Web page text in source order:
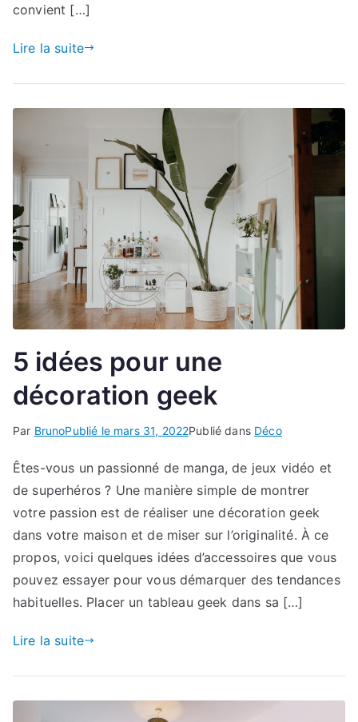
convient […]
Lire la suite
5 idées pour une
décoration geek
Par BrunoPublié le mars 31, 2022Publié dans Déco
Êtes-vous un passionné de manga, de jeux vidéo et
de superhéros ? Une manière simple de montrer
votre passion est de réaliser une décoration geek
dans votre maison et de miser sur l’originalité. À ce
propos, voici quelques idées d’accessoires que vous
pouvez essayer pour vous démarquer des tendances
habituelles. Placer un tableau geek dans sa […]
Lire la suite